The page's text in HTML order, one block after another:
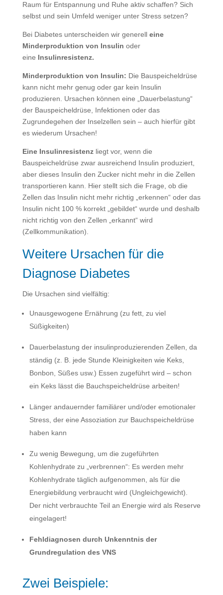
Raum für Entspannung und Ruhe aktiv schaffen? Sich
selbst und sein Umfeld weniger unter Stress setzen?
Bei Diabetes unterscheiden wir generell eine
Minderproduktion von Insulin oder
eine Insulinresistenz.
Minderproduktion von Insulin: Die Bauspeicheldrüse
kann nicht mehr genug oder gar kein Insulin
produzieren. Ursachen können eine „Dauerbelastung“
der Bauspeicheldrüse, Infektionen oder das
Zugrundegehen der Inselzellen sein – auch hierfür gibt
es wiederum Ursachen!
Eine Insulinresistenzliegt vor, wenn die
Bauspeicheldrüse zwar ausreichend Insulin produziert,
aber dieses Insulin den Zucker nicht mehr in die Zellen
transportieren kann. Hier stellt sich die Frage, ob die
Zellen das Insulin nicht mehr richtig „erkennen“ oder das
Insulin nicht 100 % korrekt „gebildet“ wurde und deshalb
nicht richtig von den Zellen „erkannt“ wird
(Zellkommunikation).
Weitere Ursachen für die
Diagnose Diabetes
Die Ursachen sind vielfältig:
Unausgewogene Ernährung (zu fett, zu viel
Süßigkeiten)
Dauerbelastung der insulinproduzierenden Zellen, da
ständig (z. B. jede Stunde Kleinigkeiten wie Keks,
Bonbon, Süßes usw.) Essen zugeführt wird – schon
ein Keks lässt die Bauchspeicheldrüse arbeiten!
Länger andauernder familiärer und/oder emotionaler
Stress, der eine Assoziation zur Bauchspeicheldrüse
haben kann
Zu wenig Bewegung, um die zugeführten
Kohlenhydrate zu „verbrennen“: Es werden mehr
Kohlenhydrate täglich aufgenommen, als für die
Energiebildung verbraucht wird (Ungleichgewicht).
Der nicht verbrauchte Teil an Energie wird als Reserve
eingelagert!
Fehldiagnosen durch Unkenntnis der
Grundregulation des VNS
Zwei Beispiele: